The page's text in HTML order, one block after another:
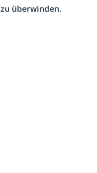
zu überwinden.